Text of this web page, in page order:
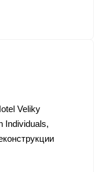
Veliky
Individuals,